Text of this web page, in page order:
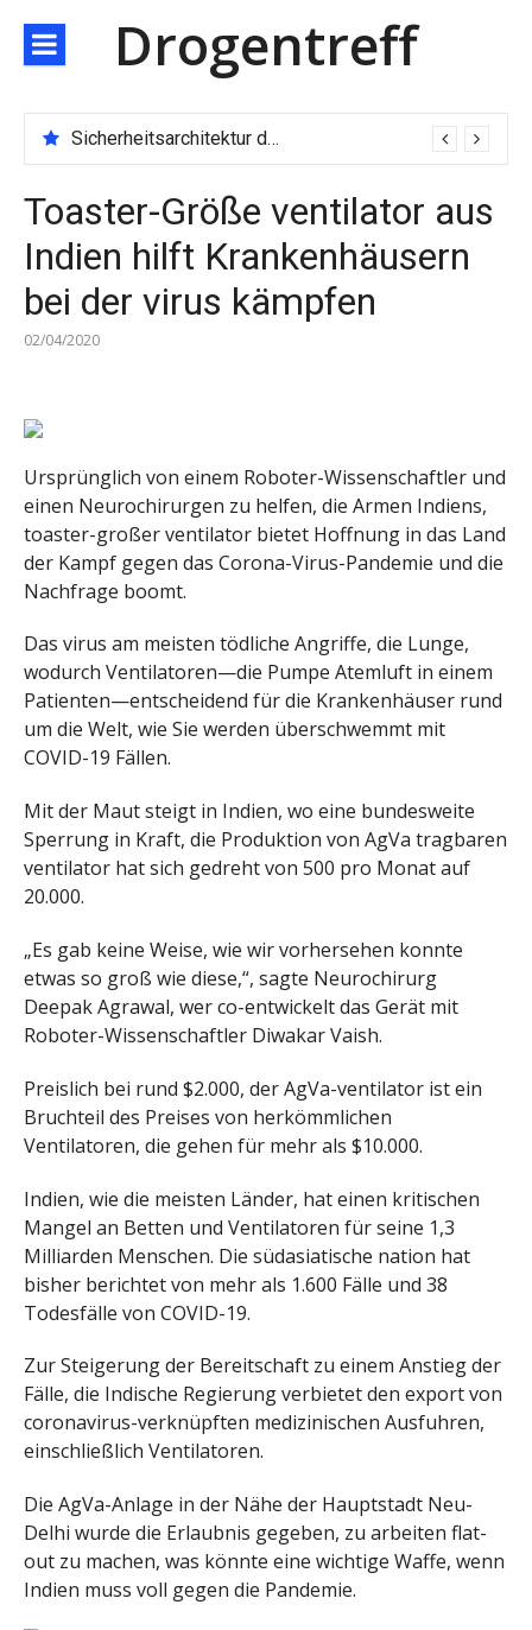
zum
Inhalt
Drogentreff
Sicherheitsarchitektur der nächsten Generation: JARXE kombiniert Multi-Wallet und MPC als Schutzschild für digitales Vertrauen
Toaster-Größe ventilator aus
Indien hilft Krankenhäusern
bei der virus kämpfen
02/04/2020
Ursprünglich von einem Roboter-Wissenschaftler und
einen Neurochirurgen zu helfen, die Armen Indiens,
toaster-großer ventilator bietet Hoffnung in das Land
der Kampf gegen das Corona-Virus-Pandemie und die
Nachfrage boomt.
Das virus am meisten tödliche Angriffe, die Lunge,
wodurch Ventilatoren—die Pumpe Atemluft in einem
Patienten—entscheidend für die Krankenhäuser rund
um die Welt, wie Sie werden überschwemmt mit
COVID-19 Fällen.
Mit der Maut steigt in Indien, wo eine bundesweite
Sperrung in Kraft, die Produktion von AgVa tragbaren
ventilator hat sich gedreht von 500 pro Monat auf
20.000.
„Es gab keine Weise, wie wir vorhersehen konnte
etwas so groß wie diese,“, sagte Neurochirurg
Deepak Agrawal, wer co-entwickelt das Gerät mit
Roboter-Wissenschaftler Diwakar Vaish.
Preislich bei rund $2.000, der AgVa-ventilator ist ein
Bruchteil des Preises von herkömmlichen
Ventilatoren, die gehen für mehr als $10.000.
Indien, wie die meisten Länder, hat einen kritischen
Mangel an Betten und Ventilatoren für seine 1,3
Milliarden Menschen. Die südasiatische nation hat
bisher berichtet von mehr als 1.600 Fälle und 38
Todesfälle von COVID-19.
Zur Steigerung der Bereitschaft zu einem Anstieg der
Fälle, die Indische Regierung verbietet den export von
coronavirus-verknüpften medizinischen Ausfuhren,
einschließlich Ventilatoren.
Die AgVa-Anlage in der Nähe der Hauptstadt Neu-
Delhi wurde die Erlaubnis gegeben, zu arbeiten flat-
out zu machen, was könnte eine wichtige Waffe, wenn
Indien muss voll gegen die Pandemie.